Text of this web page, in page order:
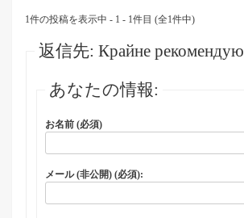
1件の投稿を表示中 - 1 - 1件目 (全1件中)
返信先: Крайне рекомендую
あなたの情報:
お名前 (必須)
メール (非公開) (必須):